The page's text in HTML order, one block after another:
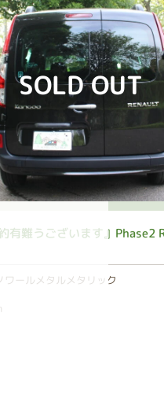
SOLD OUT
有難うございます』Phase2
ワールメタルメタリック